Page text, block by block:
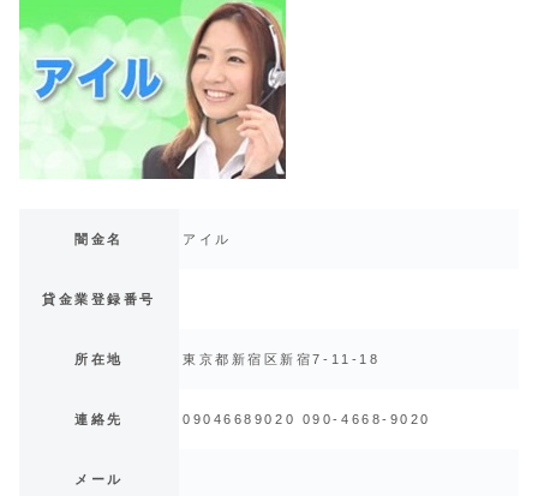
闇金名 アイル
貸金業登録番号
所在地 東京都新宿区新宿7-11-18
連絡先 09046689020 090-4668-9020
メール